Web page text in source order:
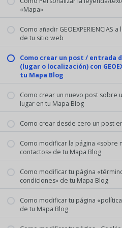
«Mapa»
Como añadir GEOEXPERIENCIAS
de tu sitio web
Como crear un post / entrada
(lugar o localización) con
tu Mapa Blog
Como crear un nuevo post sobre
lugar en tu Mapa Blog
Como crear desde cero un post
Como modificar la página «sobre
contactos» de tu Mapa Blog
Como modificar tu página
condiciones» de tu Mapa Blog
Como modificar tu página
de tu Mapa Blog